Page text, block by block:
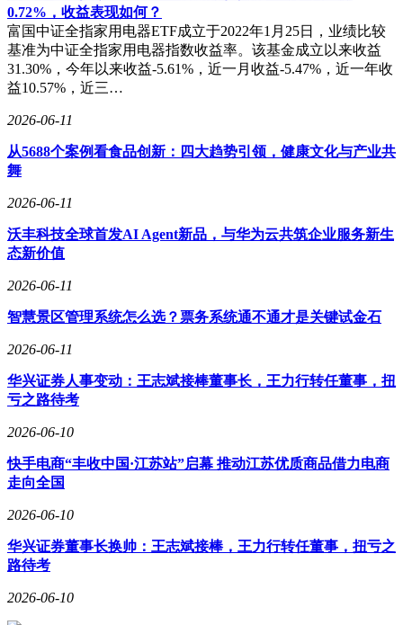
0.72%，收益表现如何？
富国中证全指家用电器ETF成立于2022年1月25日，业绩比较
基准为中证全指家用电器指数收益率。该基金成立以来收益
31.30%，今年以来收益-5.61%，近一月收益-5.47%，近一年收
益10.57%，近三…
2026-06-11
从5688个案例看食品创新：四大趋势引领，健康文化与产业共
舞
2026-06-11
沃丰科技全球首发AI Agent新品，与华为云共筑企业服务新生
态新价值
2026-06-11
智慧景区管理系统怎么选？票务系统通不通才是关键试金石
2026-06-11
华兴证券人事变动：王志斌接棒董事长，王力行转任董事，扭
亏之路待考
2026-06-10
快手电商“丰收中国·江苏站”启幕 推动江苏优质商品借力电商
走向全国
2026-06-10
华兴证券董事长换帅：王志斌接棒，王力行转任董事，扭亏之
路待考
2026-06-10